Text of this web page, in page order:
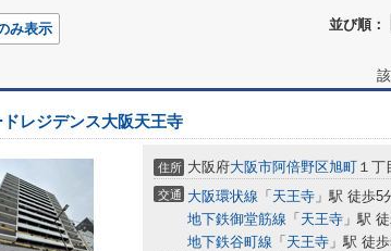
並び順：
み表示
ドレジデンス大阪天王寺
住所 大阪府大阪市阿倍野区旭町 １丁
交通 大阪環状線 「 天王寺 」駅 徒歩5
地下鉄御堂筋線 「 天王寺 」駅
地下鉄谷町線 「 天王寺 」駅 徒